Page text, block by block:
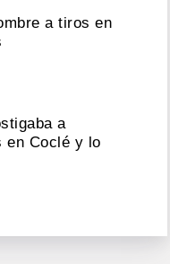
a tiros en
a
en Coclé y lo